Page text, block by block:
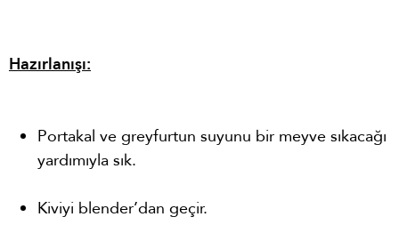
Hazırlanışı:
Portakal ve greyfurtun suyunu bir meyve sıkacağı
yardımıyla sık.
Kiviyi blender’dan geçir.